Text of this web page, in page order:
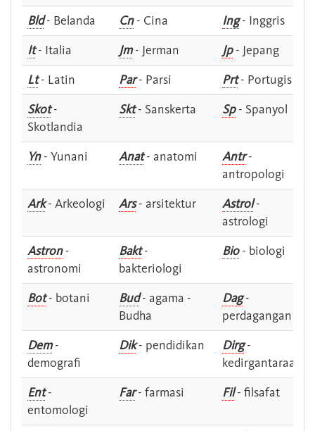
Bld- Belanda Cn- Cina Ing- Inggris
It- Italia Jm- Jerman Jp- Jepang
Lt- Latin Par- Parsi Prt- Portugis
Skot-
Skotlandia
Skt- Sanskerta Sp- Spanyol
Yn- Yunani Anat- anatomi Antr-
antropologi
Ark- Arkeologi Ars- arsitektur Astrol-
astrologi
Astron-
astronomi
Bakt-
bakteriologi
Bio- biologi
Bot- botani Bud- agama -
Budha
Dag-
perdagangan
Dem-
demografi
Dik- pendidikan Dirg-
kedirgantaraan
Ent-
entomologi
Far- farmasi Fil- filsafat